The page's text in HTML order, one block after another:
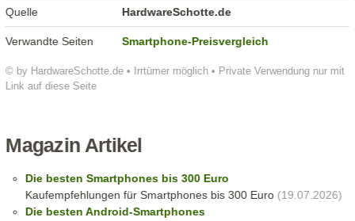
© by HardwareSchotte.de • Irrtümer möglich • Private Verwendung nur mit
Link auf diese Seite
Quelle HardwareSchotte.de
Verwandte Seiten Smartphone-Preisvergleich
Magazin Artikel
Die besten Smartphones bis 300 Euro
Kaufempfehlungen für Smartphones bis 300 Euro(19.07.2026)
Die besten Android-Smartphones